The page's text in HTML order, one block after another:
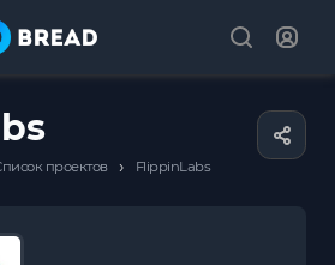
проектов › FlippinLabs